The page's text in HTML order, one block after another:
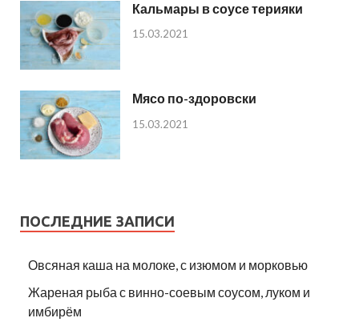
Кальмары в соусе терияки
15.03.2021
Мясо по-здоровски
15.03.2021
ПОСЛЕДНИЕ ЗАПИСИ
Овсяная каша на молоке, с изюмом и морковью
Жареная рыба с винно-соевым соусом, луком и
имбирём